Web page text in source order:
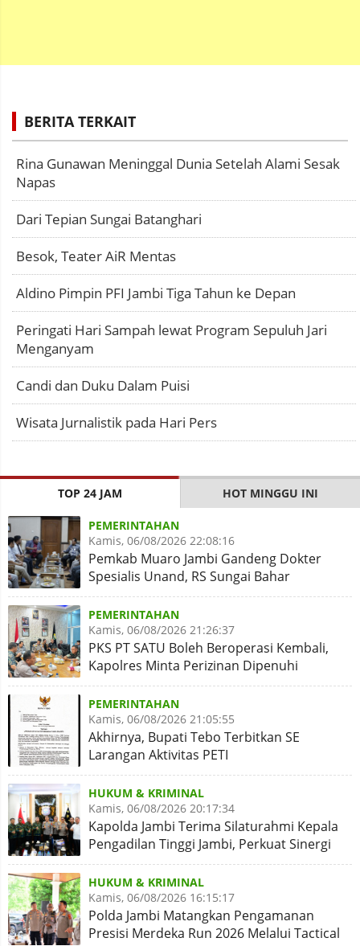
BERITA TERKAIT
Rina Gunawan Meninggal Dunia Setelah Alami Sesak
Napas
Dari Tepian Sungai Batanghari
Besok, Teater AiR Mentas
Aldino Pimpin PFI Jambi Tiga Tahun ke Depan
Peringati Hari Sampah lewat Program Sepuluh Jari
Menganyam
Candi dan Duku Dalam Puisi
Wisata Jurnalistik pada Hari Pers
TOP 24 JAM HOT MINGGU INI
PEMERINTAHAN
Kamis, 06/08/2026 22:08:16
Pemkab Muaro Jambi Gandeng Dokter
Spesialis Unand, RS Sungai Bahar
Disiapkan Naik Kelas
PEMERINTAHAN
Kamis, 06/08/2026 21:26:37
PKS PT SATU Boleh Beroperasi Kembali,
Kapolres Minta Perizinan Dipenuhi
PEMERINTAHAN
Kamis, 06/08/2026 21:05:55
Akhirnya, Bupati Tebo Terbitkan SE
Larangan Aktivitas PETI
HUKUM & KRIMINAL
Kamis, 06/08/2026 20:17:34
Kapolda Jambi Terima Silaturahmi Kepala
Pengadilan Tinggi Jambi, Perkuat Sinergi
Antar Lembaga
HUKUM & KRIMINAL
Kamis, 06/08/2026 16:15:17
Polda Jambi Matangkan Pengamanan
Presisi Merdeka Run 2026 Melalui Tactical